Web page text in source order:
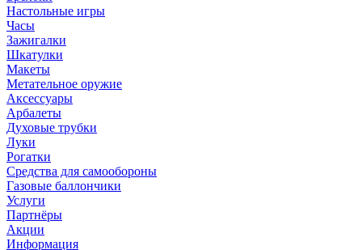
Настольные игры
Часы
Зажигалки
Шкатулки
Макеты
Метательное оружие
Аксессуары
Арбалеты
Духовые трубки
Луки
Рогатки
Средства для самообороны
Газовые баллончики
Услуги
Партнёры
Акции
Информация